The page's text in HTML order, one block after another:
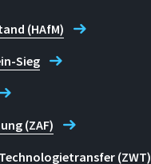
(HAfM)
Sieg
(ZAF)
(ZWT)